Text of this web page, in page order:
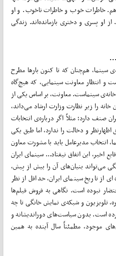
خاطرات خوب و خاطرات ناخوب. و او
او پسری و دختری بازمانده‌اند. زندگی
هم‌چنان که تا کنون بارها مطرح
و انتظار معاونت سینمایی، که هیچ‌گاه
سینماست. معاونت، بر اساس یکی از
را زیر نظارت وزارت ارشاد می‌داند،
صنف دارد؛ مثلاً اگر درباره‌ی انتخابات
و دخالت را ندارد، اما طبق یکی
انتخاب مدیرعامل باید با مشورت معاون
اخیر، این اتفاق نیفتاد... سینمای ایران
بنیان‌های آن را بیش از پیش،
از تاریخ سینمای ایران، حداقل از نظر
نبوده است. نگاهی به فروش فیلم‌ها
تلویزیون و شبکه‌ی نمایش خانگی تا چه
است. بدون سیاست‌های دوراندیشانه و
موجود، مطمئناً سال آینده به همین